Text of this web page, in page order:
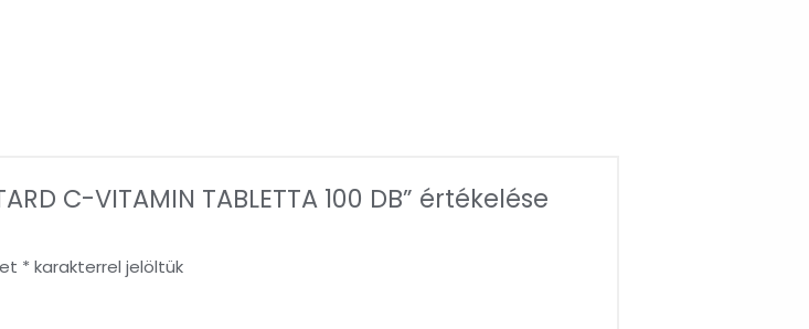
C-VITAMIN TABLETTA 100 DB” értékelése
* karakterrel jelöltük